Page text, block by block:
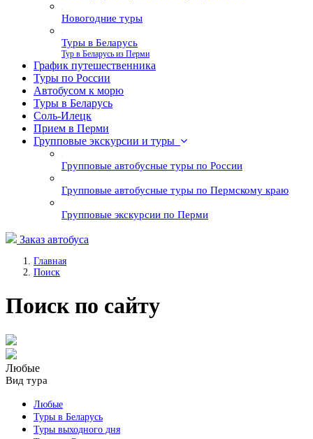
Новогодние туры
Туры в Беларусь
Тур в Беларусь из Перми
График путешественника
Туры по России
Автобусом к морю
Туры в Беларусь
Соль-Илецк
Прием в Перми
Групповые экскурсии и туры
Групповые автобусные туры по России
Групповые автобусные туры по Пермскому краю
Групповые экскурсии по Перми
Заказ автобуса
Главная
Поиск
Поиск по сайту
Любые
Вид тура
Любые
Туры в Беларусь
Туры выходного дня